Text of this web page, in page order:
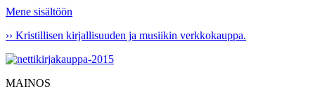
Mene sisältöön
›› Kristillisen kirjallisuuden ja musiikin verkkokauppa.
MAINOS